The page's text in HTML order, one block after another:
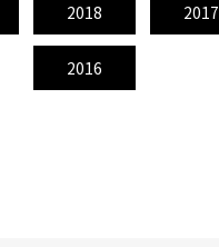
2018 2017
2016